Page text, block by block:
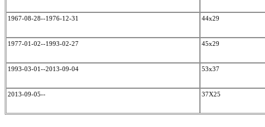
1967-08-28--1976-12-31 44x29
1977-01-02--1993-02-27 45x29
1993-03-01--2013-09-04 53x37
2013-09-05-- 37X25